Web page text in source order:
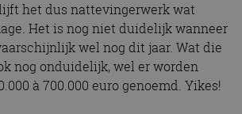
het dus nattevingerwerk wat
Het is nog niet duidelijk wanneer
wel nog dit jaar. Wat die
nog onduidelijk, wel er worden
à 700.000 euro genoemd. Yikes!